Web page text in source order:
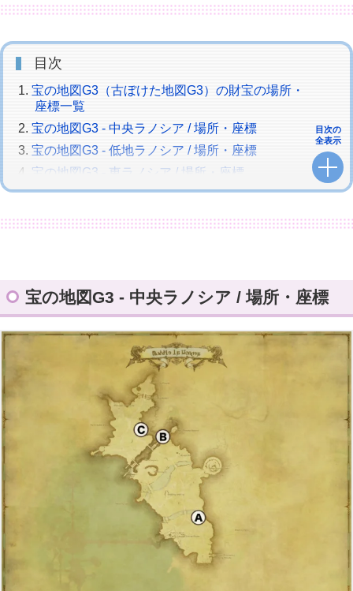
目次
宝の地図G3（古ぼけた地図G3）の財宝の場所・
座標一覧
宝の地図G3 - 中央ラノシア / 場所・座標
宝の地図G3 - 低地ラノシア / 場所・座標
宝の地図G3 - 東ラノシア / 場所・座標
宝の地図G3 - 西ラノシア / 場所・座標
宝の地図G3 - 高地ラノシア / 場所・座標
宝の地図G3 - 南部森林 / 場所・座標
宝の地図G3 - 中央ザナラーン / 場所・座標
宝の地図G3 - 西ザナラーン / 場所・座標
宝の地図G3 - 東ザナラーン / 場所・座標
宝の地図G3 - 南ザナラーン / 場所・座標
宝の地図G3 - クルザス中央高地 / 場所・座標
宝の地図G3 - モードゥナ / 場所・座標
宝の地図G3で獲得できるアイテム
FF14 全宝の地図の座標一覧
目次の
全表示
宝の地図G3 - 中央ラノシア / 場所・座標